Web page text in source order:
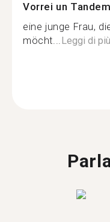
Vorrei un
eine junge Frau,
möcht...Leggi di più